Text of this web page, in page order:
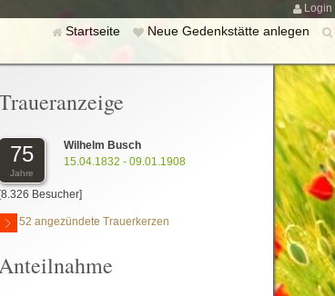
Login
Startseite Neue Gedenkstätte anlegen
75
Jahre
Wilhelm Busch
15.04.1832 - 09.01.1908
Besucher]
52 angezündete Trauerkerzen